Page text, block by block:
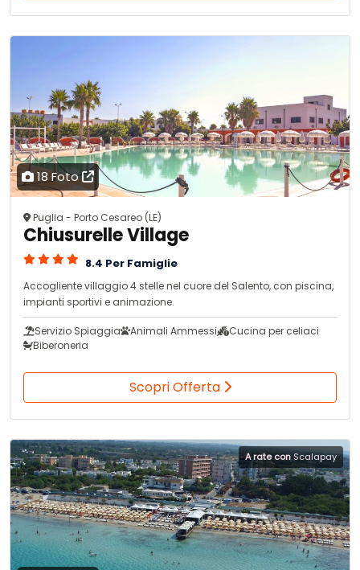
18 Foto
Puglia - Porto Cesareo (LE)
Chiusurelle Village
8.4 Per Famiglie
Accogliente villaggio 4 stelle nel cuore del Salento, con piscina,
impianti sportivi e animazione.
Servizio Spiaggia Animali Ammessi
Cucina per celiaci
Biberoneria
Scopri Offerta
A rate con Scalapay